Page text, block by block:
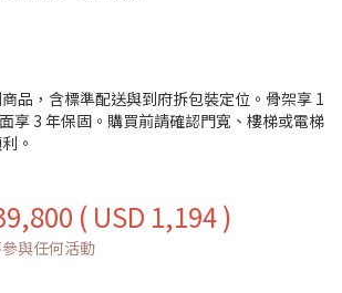
品，含標準配送與到府拆包裝定位。骨架享 1
享 3 年保固。購買前請確認門寬、樓梯或電梯
。
( USD 1,194 )
與任何活動